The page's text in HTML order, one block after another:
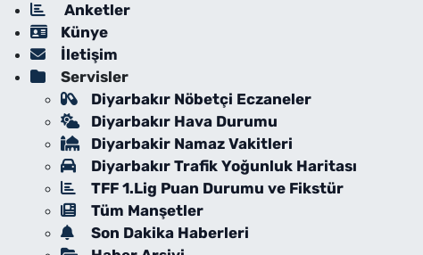
Anketler
Künye
İletişim
Servisler
Diyarbakır Nöbetçi Eczaneler
Diyarbakır Hava Durumu
Diyarbakir Namaz Vakitleri
Diyarbakır Trafik Yoğunluk Haritası
TFF 1.Lig Puan Durumu ve Fikstür
Tüm Manşetler
Son Dakika Haberleri